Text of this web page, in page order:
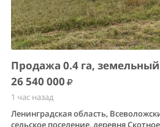
Продажа 0.4 га,
26 540 000
1 час назад
Ленинградская область,